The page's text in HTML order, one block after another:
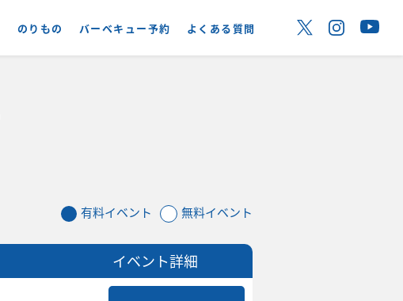
のりもの バーベキュー予約 よくある質問
有料イベント 無料イベント
イベント詳細